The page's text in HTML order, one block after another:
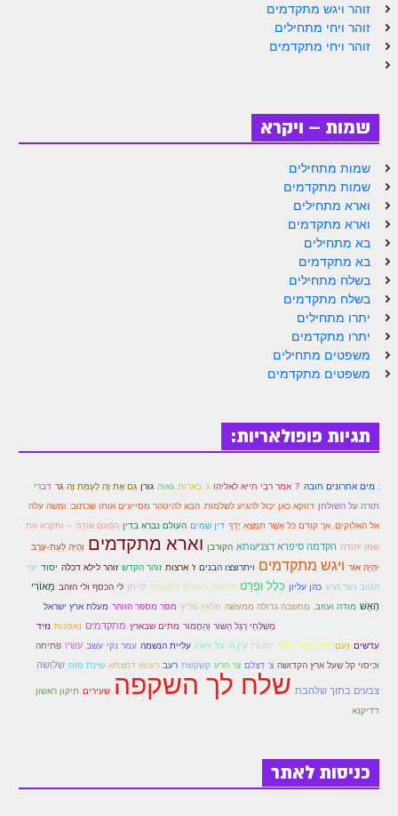
לאתר הבית
הרב אדם סיני
לאתר ספר הרב
הזמן סט זוהר
הזמן סט זוהר
ספרים להורדה
חנות ספרים
זוהר ויגש מתקדמים
זוהר ויחי מתחילים
זוהר ויחי מתקדמים
שמות – ויקרא
שמות מתחילים
שמות מתקדמים
וארא מתחילים
וארא מתקדמים
בא מתחילים
בא מתקדמים
בשלח מתחילים
בשלח מתקדמים
יתרו מתחילים
יתרו מתקדמים
משפטים מתחילים
משפטים מתקדמים
תגיות פופולאריות:
: מים אחרונים חובה 7 אמר רבי חייא לאליהו ג' בארות גאוה גורן גַּם אֶת זֶה לְעֻמַּת זֶה גר דברי
תורה על השולחן דווקא כאן יכול להגיע לשלמות. הבא להיטהר מסייעים אותו שכתוב: ומשה עלה
אל האלוקים. אך קודם כֹּל אֲשֶׁר תִּמְצָא יָדְךָ דין שמים העולם נברא בדין הפעם אוֹדֶה – ותקרא את
שמו יהודה הקדמה סיפרא דצניעותא הקורבן וארא מתקדמים וְהָיָה לְעֵת-עֶרֶב
יִהְיֶה אוֹר ויגש מתקדמים ויתרוצצו הבנים ז' ארצות זוהר הקדש זוהר לילא דכלה יסוד יצר
הטוב ויצר הרע כהן עליון כְּלָל וּפֶרַט להחזיר רשעים בתשובה לויתן לי הכסף ולי הזהב מֵאוֹרִי
הָאֵשׁ מודה ועוזב. מחשבה גדולה ממעשה מלאץ מליץ מסר מספר הזוהר מעלת ארץ ישראל מקום
יש ביישוב - שלא מתים שם מְשַׁלְּחֵי רֶגֶל הַשּׁוֹר וְהַחֲמוֹר מתים שבארץ מתקדמים נאמנות נזיד
עדשים נעם סוד ספר תורה סוכות עין ה' על יראיו עליית הנשמה עמר נקי עשב עשיו פתיחה
וכיסוי קל שעל ארץ הקדושה צ' דצלם צר הרע קשקשת רעב רעווא דמצחא שינת סוס שלושה
צבעים בתוך שלהבת שלח לך השקפה שעירים תיקון ראשון
דדיקנא
כניסות לאתר